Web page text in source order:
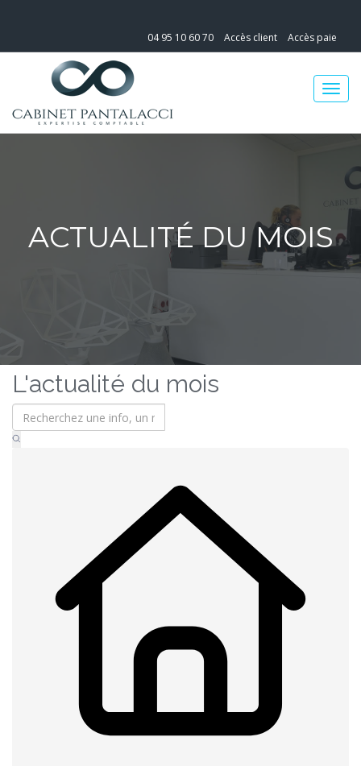
04 95 10 60 70 Accès client Accès paie
ACTUALITÉ DU MOIS
L'actualité du mois